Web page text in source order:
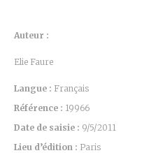
Auteur :
Elie Faure
Langue : Français
Référence : 19966
Date de saisie : 9/5/2011
Lieu d’édition : Paris